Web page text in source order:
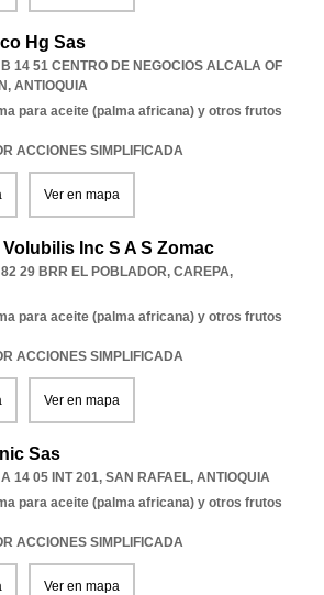
Hg Sas
14 51 CENTRO DE NEGOCIOS ALCALA OF
, ANTIOQUIA
para aceite (palma africana) y otros frutos
ACCIONES SIMPLIFICADA
Ver en mapa
Inc S A S Zomac
29 BRR EL POBLADOR, CAREPA,
para aceite (palma africana) y otros frutos
ACCIONES SIMPLIFICADA
Ver en mapa
Sas
14 05 INT 201, SAN RAFAEL, ANTIOQUIA
para aceite (palma africana) y otros frutos
ACCIONES SIMPLIFICADA
Ver en mapa